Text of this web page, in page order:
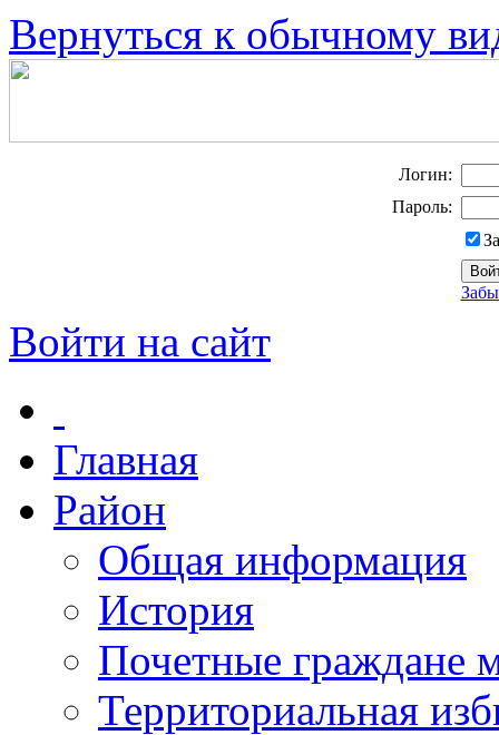
Вернуться к обычному
Логин:
Пароль:
Войти на сайт
Главная
Район
Общая информация
История
Почетные граждане
Территориальная